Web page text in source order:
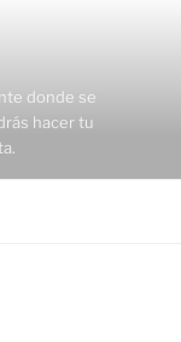
donde se
hacer tu